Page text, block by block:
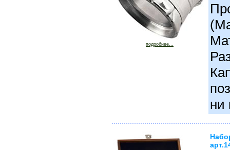
подробнее...
ни